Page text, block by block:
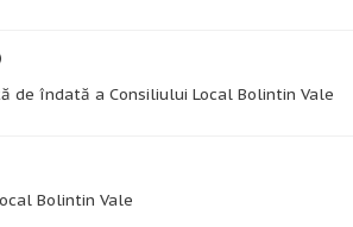
de îndată a Consiliului Local Bolintin Vale
Bolintin Vale